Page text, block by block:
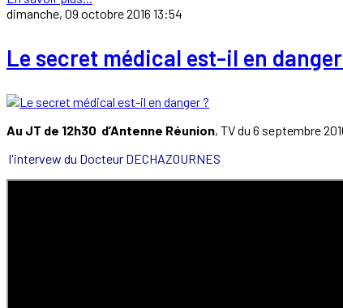
dimanche, 09 octobre 2016 13:54
Le secret médical est-il en
Au JT de 12h30 d’Antenne Réunion, TV du 6 septembre
l'intervew du Docteur DECHAZOURNES